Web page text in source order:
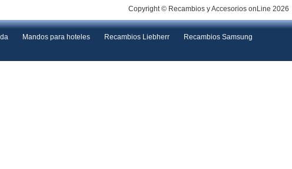
Copyright © Recambios y Accesorios onLine 2026
Mandos para hoteles Recambios Liebherr
Recambios Samsung